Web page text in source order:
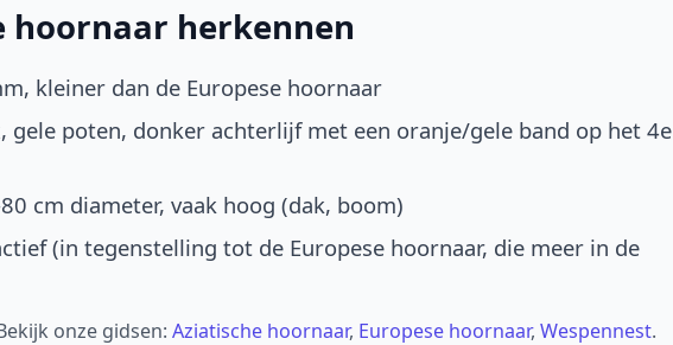
hoornaar herkennen
kleiner dan de Europese hoornaar
poten, donker achterlijf met een oranje/gele band op het 4e
cm diameter, vaak hoog (dak, boom)
(in tegenstelling tot de Europese hoornaar, die meer in de
onze gidsen: Aziatische hoornaar, Europese hoornaar, Wespennest.